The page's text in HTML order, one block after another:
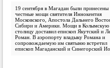
19 сентября в Магадан были принесены
честные мощи святителя Иннокентия
Московского, Апостола Дальнего
Сибири и Америки. Мощи в Колымскую
столицу доставил епископ Якутский и
Роман. В аэропорту владыку Романа и
сопровождаемую им святыню встретил
епископ Магаданский и Синегорский